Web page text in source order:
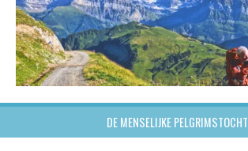
DE MENSELIJKE PELGRIMSTOCHT